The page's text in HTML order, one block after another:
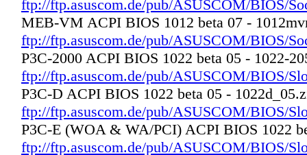
ftp://ftp.asuscom.de/pub/ASUSCOM/BIOS/
MEB-VM ACPI BIOS 1012 beta 07 -
ftp://ftp.asuscom.de/pub/ASUSCOM/BIOS/
P3C-2000 ACPI BIOS 1022 beta 05 - 1022-
ftp://ftp.asuscom.de/pub/ASUSCOM/BIOS/
P3C-D ACPI BIOS 1022 beta 05 -
ftp://ftp.asuscom.de/pub/ASUSCOM/BIOS/
P3C-E (WOA & WA/PCI) ACPI BIOS 1022
ftp://ftp.asuscom.de/pub/ASUSCOM/BIOS/